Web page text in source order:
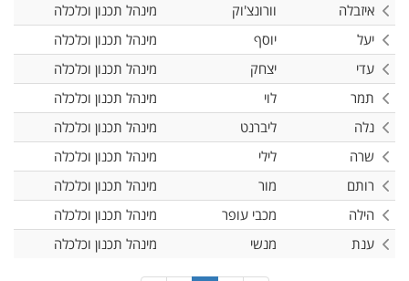
איזבלה
וורונצ'וק
מינהל תכנון וכלכלה
יעל
יוסף
מינהל תכנון וכלכלה
עדי
יצחק
מינהל תכנון וכלכלה
תמר
לוי
מינהל תכנון וכלכלה
נלה
ליברנט
מינהל תכנון וכלכלה
שרה
לילי
מינהל תכנון וכלכלה
רותם
מור
מינהל תכנון וכלכלה
הילה
מכבי עופר
מינהל תכנון וכלכלה
ענת
מנשי מינהל תכנון וכלכלה